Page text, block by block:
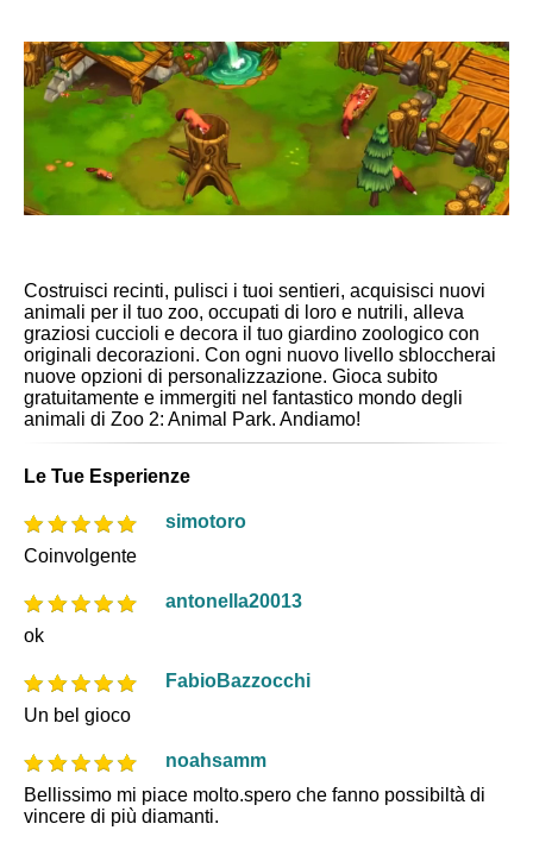
Costruisci recinti, pulisci i tuoi sentieri, acquisisci nuovi
animali per il tuo zoo, occupati di loro e nutrili, alleva
graziosi cuccioli e decora il tuo giardino zoologico con
originali decorazioni. Con ogni nuovo livello sbloccherai
nuove opzioni di personalizzazione. Gioca subito
gratuitamente e immergiti nel fantastico mondo degli
animali di Zoo 2: Animal Park. Andiamo!
Le Tue Esperienze
simotoro
Coinvolgente
antonella20013
ok
FabioBazzocchi
Un bel gioco
noahsamm
Bellissimo mi piace molto.spero che fanno possibiltà di
vincere di più diamanti.